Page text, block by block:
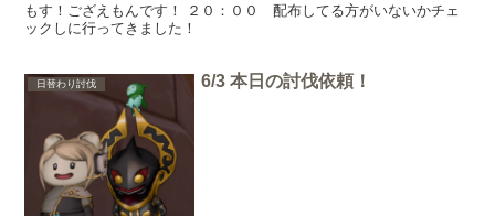
もす！ござえもんです！ ２０：００ 配布してる方がいないかチェ
ックしに行ってきました！
日替わり討伐 6/3 本日の討伐依頼！